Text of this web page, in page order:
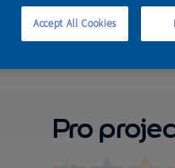
Pro
Accept All Cookies